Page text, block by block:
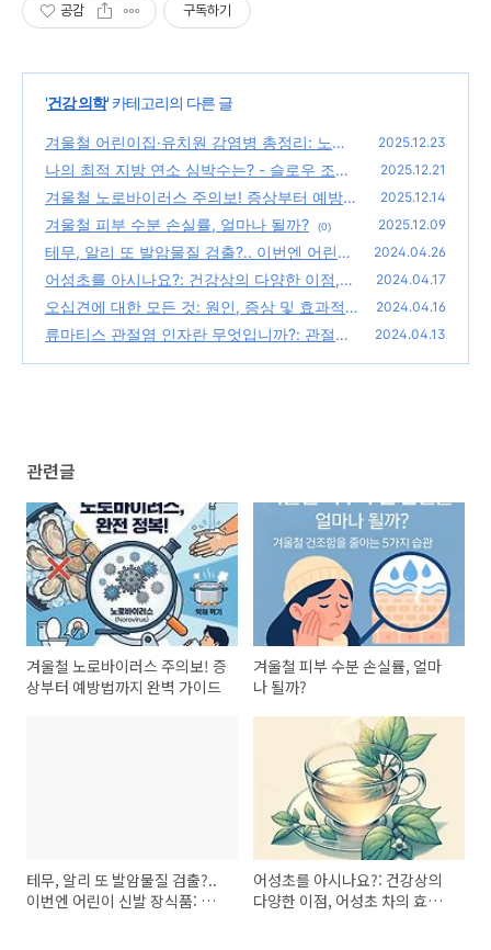
공감 구독하기
'건강 의학' 카테고리의 다른 글
겨울철 어린이집·유치원 감염병 총정리: 노로
바이러스부터 독감까지 증상과 대처법(부모용
체크 가이드)
(0)
2025.12.23
나의 최적 지방 연소 심박수는? - 슬로우 조깅
으로 효과적인 체중감량 하세요
(0)
2025.12.21
겨울철 노로바이러스 주의보! 증상부터 예방법
까지 완벽 가이드
(0)
2025.12.14
겨울철 피부 수분 손실률, 얼마나 될까? (0) 2025.12.09
테무, 알리 또 발암물질 검출?.. 이번엔 어린이
신발 장식품: 독성물질 DEHP, DBP이 건강에
미치는 영향
(0)
2024.04.26
어성초를 아시나요?: 건강상의 다양한 이점,
어성초 차의 효능, 요리, 잠재적 부작용
(0)
2024.04.17
오십견에 대한 모든 것: 원인, 증상 및 효과적
인 치료법
(0)
2024.04.16
류마티스 관절염 인자란 무엇입니까?: 관절염
2024.04.13
관련글
겨울철 노로바이러스 주의보! 증
상부터 예방법까지 완벽 가이드
겨울철 피부 수분 손실률, 얼마
나 될까?
테무, 알리 또 발암물질 검출?..
이번엔 어린이 신발 장식품: 독
어성초를 아시나요?: 건강상의
다양한 이점, 어성초 차의 효능,